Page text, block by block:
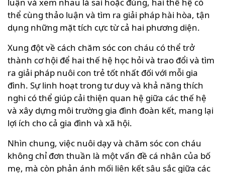
thể cùng thảo luận và tìm ra giải pháp hài hòa, tận
dụng những mặt tích cực từ cả hai phương diện.
Xung đột về cách chăm sóc con cháu có thể trở
thành cơ hội để hai thế hệ học hỏi và trao đổi và tìm
ra giải pháp nuôi con trẻ tốt nhất đối với mỗi gia
đình. Sự linh hoạt trong tư duy và khả năng thích
nghi có thể giúp cải thiện quan hệ giữa các thế hệ
và xây dựng môi trường gia đình đoàn kết, mang lại
lợi ích cho cả gia đình và xã hội.
Nhìn chung, việc nuôi dạy và chăm sóc con cháu
không chỉ đơn thuần là một vấn đề cá nhân của bố
mẹ, mà còn phản ánh mối liên kết sâu sắc giữa các